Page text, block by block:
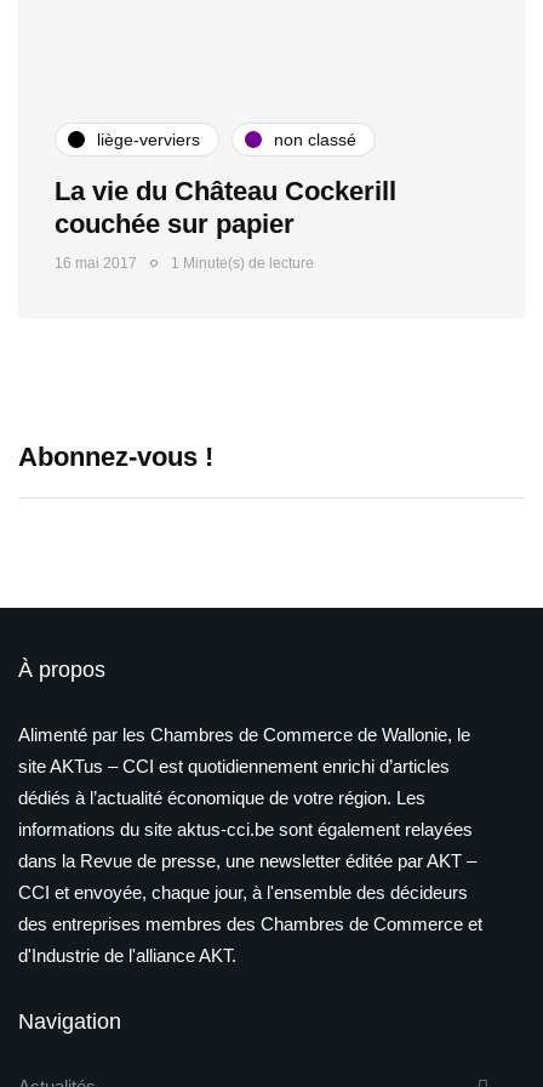
liège-verviers non classé
La vie du Château Cockerill
couchée sur papier
16 mai 2017 1 Minute(s) de lecture
Abonnez-vous !
À propos
Alimenté par les Chambres de Commerce de Wallonie, le
site AKTus – CCI est quotidiennement enrichi d’articles
dédiés à l’actualité économique de votre région. Les
informations du site aktus-cci.be sont également relayées
dans la Revue de presse, une newsletter éditée par AKT –
CCI et envoyée, chaque jour, à l'ensemble des décideurs
des entreprises membres des Chambres de Commerce et
d'Industrie de l'alliance AKT.
Navigation